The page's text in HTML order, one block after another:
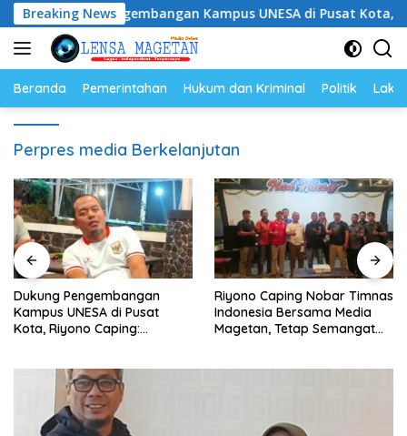
Langsung
ke
konten
Breaking News
Pengembangan Kampus UNESA di Pusat Kota, Riyono
Beranda Pemerintahan Hukum dan Kriminal Politik
Perpres media Berkelanjutan
Dukung Pengembangan
Kampus UNESA di Pusat
Kota, Riyono Caping:
Riyono Caping Nobar Timnas
Indonesia Bersama Media
Magetan, Tetap Semangat